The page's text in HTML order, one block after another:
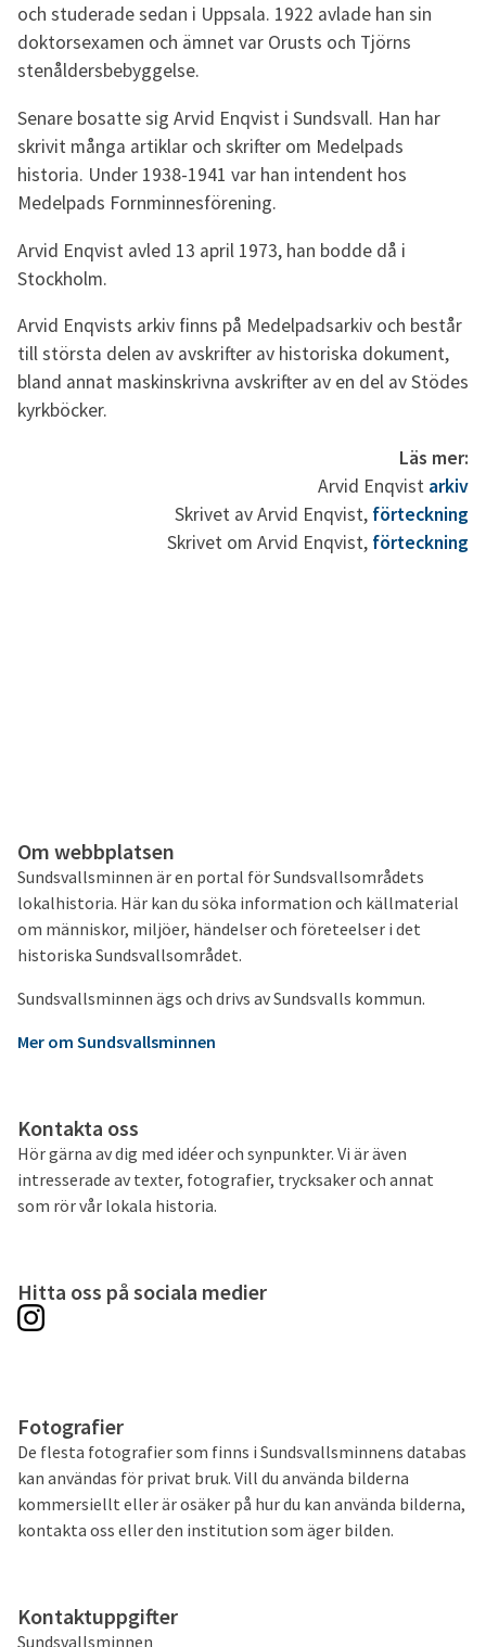
och studerade sedan i Uppsala. 1922 avlade han sin
doktorsexamen och ämnet var Orusts och Tjörns
stenåldersbebyggelse.
Senare bosatte sig Arvid Enqvist i Sundsvall. Han har
skrivit många artiklar och skrifter om Medelpads
historia. Under 1938-1941 var han intendent hos
Medelpads Fornminnesförening.
Arvid Enqvist avled 13 april 1973, han bodde då i
Stockholm.
Arvid Enqvists arkiv finns på Medelpadsarkiv och består
till största delen av avskrifter av historiska dokument,
bland annat maskinskrivna avskrifter av en del av Stödes
kyrkböcker.
Läs mer:
Arvid Enqvist arkiv
Skrivet av Arvid Enqvist, förteckning
Skrivet om Arvid Enqvist, förteckning
Om webbplatsen
Sundsvallsminnen är en portal för Sundsvallsområdets
lokalhistoria. Här kan du söka information och källmaterial
om människor, miljöer, händelser och företeelser i det
historiska Sundsvallsområdet.
Sundsvallsminnen ägs och drivs av Sundsvalls kommun.
Mer om Sundsvallsminnen
Kontakta oss
Hör gärna av dig med idéer och synpunkter. Vi är även
intresserade av texter, fotografier, trycksaker och annat
som rör vår lokala historia.
Hitta oss på sociala medier
Fotografier
De flesta fotografier som finns i Sundsvallsminnens databas
kan användas för privat bruk. Vill du använda bilderna
kommersiellt eller är osäker på hur du kan använda bilderna,
kontakta oss eller den institution som äger bilden.
Kontaktuppgifter
Sundsvallsminnen